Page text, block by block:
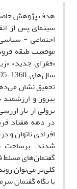
هدف پژوهش
سینمای پس از
اجتماعی -
موقعیت طبقه
تحقیق نشان
پیروز و
نزولی از بار
در دهه هفتاد
افرادی ناتوان و
شدند. برساخت
گفتمان‌های مسلط
کلی‌تر می‌توان
با نگاه گفتمان